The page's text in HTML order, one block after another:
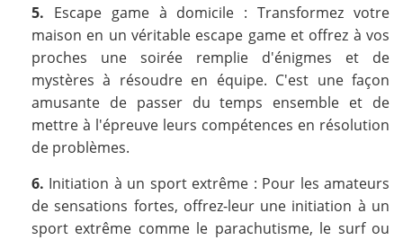
5. Escape game à domicile : Transformez votre
maison en un véritable escape game et offrez à vos
proches une soirée remplie d'énigmes et de
mystères à résoudre en équipe. C'est une façon
amusante de passer du temps ensemble et de
mettre à l'épreuve leurs compétences en résolution
de problèmes.
6. Initiation à un sport extrême : Pour les amateurs
de sensations fortes, offrez-leur une initiation à un
sport extrême comme le parachutisme, le surf ou